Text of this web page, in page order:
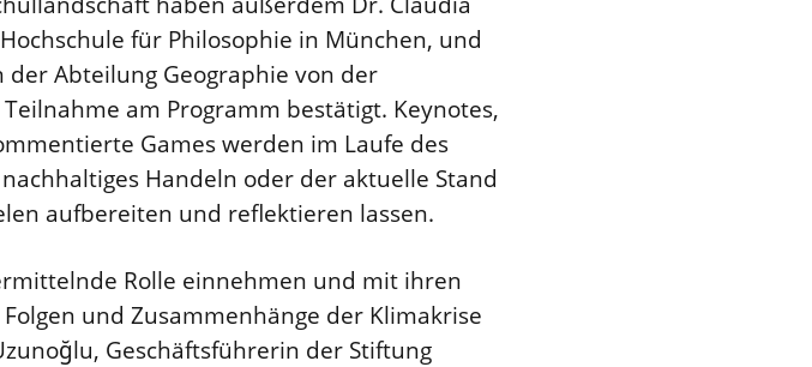
für Philosophie in München, und
Abteilung Geographie von der
am Programm bestätigt. Keynotes,
Games werden im Laufe des
Handeln oder der aktuelle Stand
aufbereiten und reflektieren lassen.
Rolle einnehmen und mit ihren
und Zusammenhänge der Klimakrise
Geschäftsführerin der Stiftung